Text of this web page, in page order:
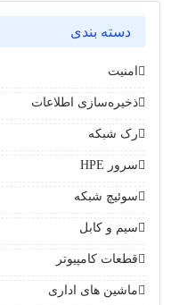
دسته بندی
امنیت
ذخیره‌سازی اطلاعات
رک شبکه
سرور HPE
سوئیچ شبکه
سیم و کابل
قطعات کامپیوتر
ماشین های اداری